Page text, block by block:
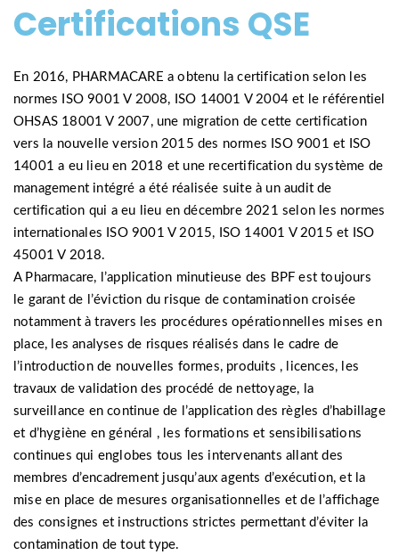
Certifications QSE
En 2016, PHARMACARE a obtenu la certification selon les
normes ISO 9001 V 2008, ISO 14001 V 2004 et le référentiel
OHSAS 18001 V 2007, une migration de cette certification
vers la nouvelle version 2015 des normes ISO 9001 et ISO
14001 a eu lieu en 2018 et une recertification du système de
management intégré a été réalisée suite à un audit de
certification qui a eu lieu en décembre 2021 selon les normes
internationales ISO 9001 V 2015, ISO 14001 V 2015 et ISO
45001 V 2018.
A Pharmacare, l’application minutieuse des BPF est toujours
le garant de l’éviction du risque de contamination croisée
notamment à travers les procédures opérationnelles mises en
place, les analyses de risques réalisés dans le cadre de
l’introduction de nouvelles formes, produits , licences, les
travaux de validation des procédé de nettoyage, la
surveillance en continue de l’application des règles d’habillage
et d’hygiène en général , les formations et sensibilisations
continues qui englobes tous les intervenants allant des
membres d’encadrement jusqu’aux agents d’exécution, et la
mise en place de mesures organisationnelles et de l’affichage
des consignes et instructions strictes permettant d’éviter la
contamination de tout type.